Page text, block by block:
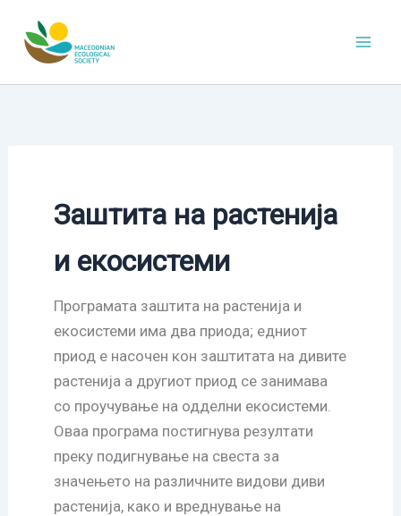
content
Заштита на растенија
и екосистеми
Програмата заштита на растенија и
екосистеми има два приода; едниот
приод е насочен кон заштитата на дивите
растенија а другиот приод се занимава
со проучување на одделни екосистеми.
Оваа програма постигнува резултати
преку подигнување на свеста за
значењето на различните видови диви
растенија, како и вреднување на